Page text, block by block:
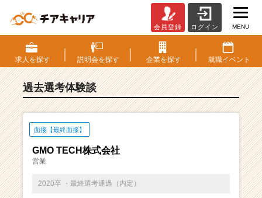
S・
選
考
験
ベ
チ
会員登録 ログイン MENU
求人を探す 説明会を探す 企業を探す 就職イベント
過去選考体験談
面接【最終面接】
GMO TECH株式会社
営業
2020卒 ・最終選考通過（内定）